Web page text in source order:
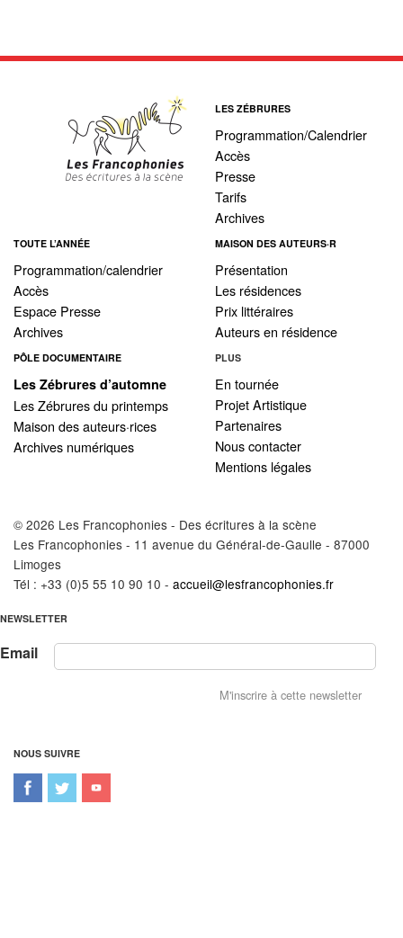
LES ZÉBRURES
Programmation/Calendrier
Accès
Presse
Tarifs
Archives
TOUTE L’ANNÉE
Programmation/calendrier
Accès
Espace Presse
Archives
MAISON DES AUTEURS·R
Présentation
Les résidences
Prix littéraires
Auteurs en résidence
PÔLE DOCUMENTAIRE
Les Zébrures d’automne
Les Zébrures du printemps
Maison des auteurs·rices
Archives numériques
PLUS
En tournée
Projet Artistique
Partenaires
Nous contacter
Mentions légales
© 2026 Les Francophonies - Des écritures à la scène
Les Francophonies - 11 avenue du Général-de-Gaulle - 87000
Limoges
Tél : +33 (0)5 55 10 90 10 - accueil@lesfrancophonies.fr
NEWSLETTER
Email
NOUS SUIVRE